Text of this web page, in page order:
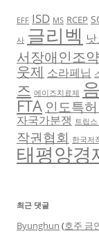
EFF ISD MS RCEP
사 글리벡
서장애인조약
웃제 소라페닙
즈 에이즈치료제
FTA 인도특
자국가분쟁 트립
작권협회 한국저
태평양경
최근 댓글
Byunghun (호주 금